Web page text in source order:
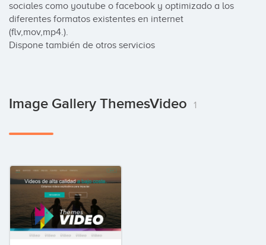
sociales como youtube o facebook y optimizado a los
diferentes formatos existentes en internet
(flv,mov,mp4.).
Dispone también de otros servicios
Image Gallery ThemesVideo 1